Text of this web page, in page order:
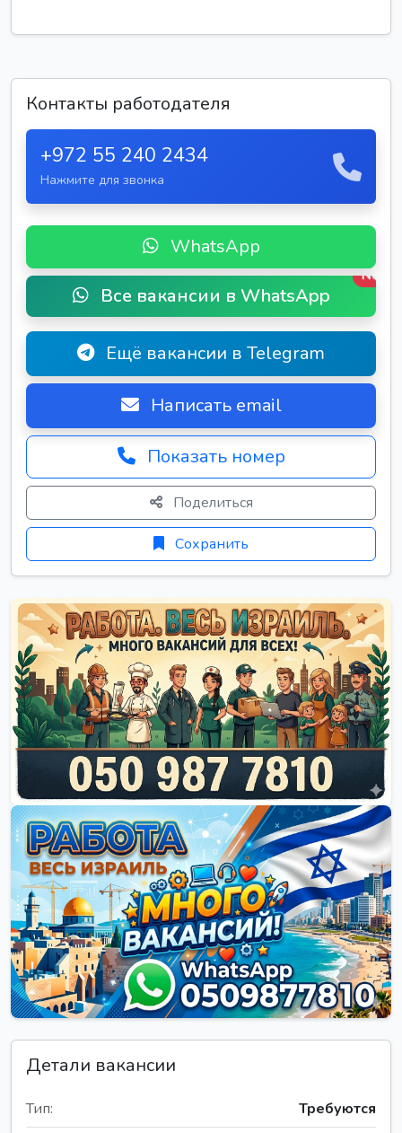
Контакты работодателя
+972 55 240 2434
Нажмите для звонка
WhatsApp
Все вакансии в WhatsApp
New
Ещё вакансии в Telegram
Написать email
Показать номер
Поделиться
Сохранить
Детали вакансии
Тип: Требуются